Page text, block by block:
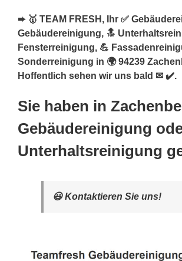
➨ 🥇 TEAM FRESH, Ihr ✅
Gebäudereinigung, 🔝
Fensterreinigung, 💪
Sonderreinigung in 🌍 94239
Hoffentlich sehen wir uns bald ✉ ✔️.
Sie haben in
Gebäudereinigung
Unterhaltsreinigung
😃 Kontaktieren Sie uns!